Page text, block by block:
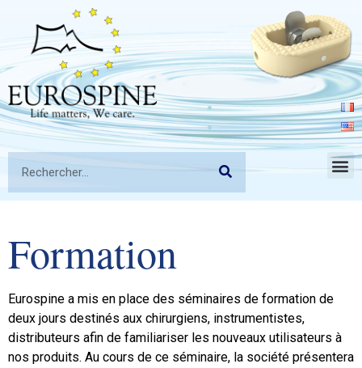
Formation
Eurospine a mis en place des séminaires de formation de
deux jours destinés aux chirurgiens, instrumentistes,
distributeurs afin de familiariser les nouveaux utilisateurs à
nos produits. Au cours de ce séminaire, la société présentera